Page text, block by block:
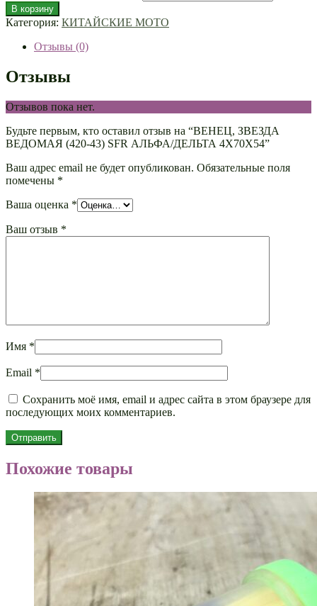
В корзину
Категория: КИТАЙСКИЕ МОТО
Отзывы (0)
Отзывы
Отзывов пока нет.
Будьте первым, кто оставил отзыв на “ВЕНЕЦ, ЗВЕЗДА
ВЕДОМАЯ (420-43) SFR АЛЬФА/ДЕЛЬТА 4Х70Х54”
Ваш адрес email не будет опубликован. Обязательные поля
помечены *
Ваша оценка *
Ваш отзыв *
Имя *
Email *
Сохранить моё имя, email и адрес сайта в этом браузере для
последующих моих комментариев.
Похожие товары